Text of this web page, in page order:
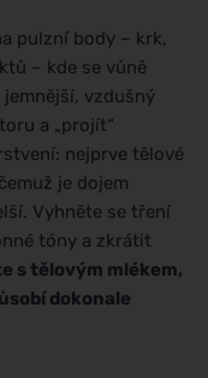
pulzní body – krk,
– kde se vůně
vzdušný
a „projít“
nejprve tělové
je dojem
Vyhněte se tření
tóny a zkrátit
s tělovým mlékem,
dokonale